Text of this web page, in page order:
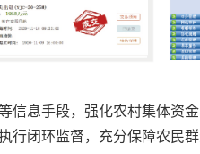
信息手段，强化农村集体资
行闭环监督，充分保障农民